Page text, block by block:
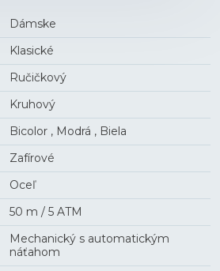
Dámske
Klasické
Ručičkový
Kruhový
Bicolor , Modrá , Biela
Zafírové
Oceľ
50 m / 5 ATM
Mechanický s automatickým
náťahom